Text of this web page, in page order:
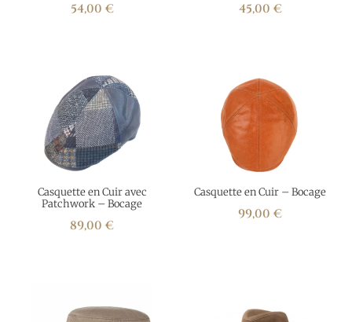
54,00 € 45,00 €
Casquette en Cuir avec
Patchwork – Bocage
89,00 €
Casquette en Cuir – Bocage
99,00 €